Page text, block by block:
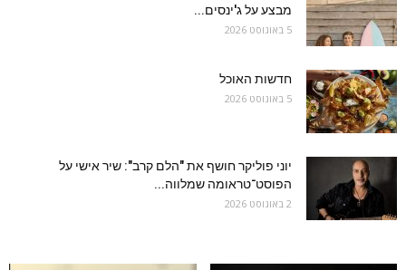
מבצע על ג'ינסים...
5 באוגוסט 2026
חדשות האוכל
5 באוגוסט 2026
יוני פוליקר חושף את "הלם קרב": שיר אישי על
הפוסט־טראומה שמלווה...
2 באוגוסט 2026